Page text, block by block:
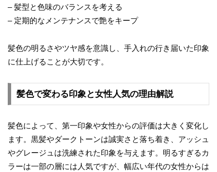
– 髪型と色味のバランスを考える
– 定期的なメンテナンスで艶をキープ
髪色の明るさやツヤ感を意識し、手入れの行き届いた印象
に仕上げることが大切です。
髪色で変わる印象と女性人気の理由解説
髪色によって、第一印象や女性からの評価は大きく変化し
ます。黒髪やダークトーンは誠実さと落ち着き、アッシュ
やグレージュは洗練された印象を与えます。明るすぎるカ
ラーは一部の層には人気ですが、幅広い年代の女性からは